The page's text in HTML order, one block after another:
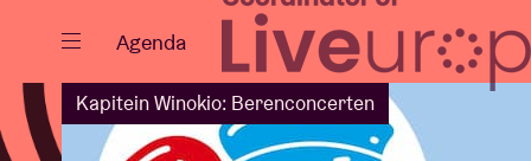
Sluiten
Agenda
Kapitein Winokio: Berenconcerten